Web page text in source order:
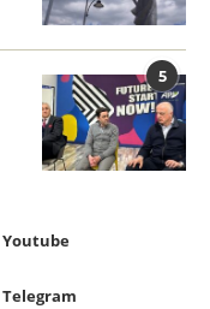
5
Youtube
Telegram